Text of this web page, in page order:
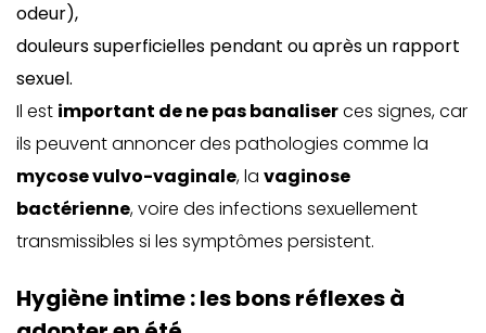
odeur),
douleurs superficielles pendant ou après un rapport
sexuel.
Il est important de ne pas banaliserces signes, car
ils peuvent annoncer des pathologies comme la
mycose vulvo-vaginale, la vaginose
bactérienne, voire des infections sexuellement
transmissibles si les symptômes persistent.
Hygiène intime : les bons réflexes à